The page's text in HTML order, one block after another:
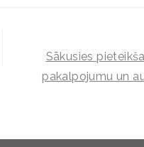
Sākusies
pakalpojumu un